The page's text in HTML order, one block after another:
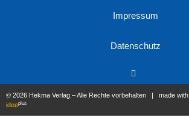
Impressum
Datenschutz
© 2026 Hekma Verlag – Alle Rechte vorbehalten | made with
ideeplus